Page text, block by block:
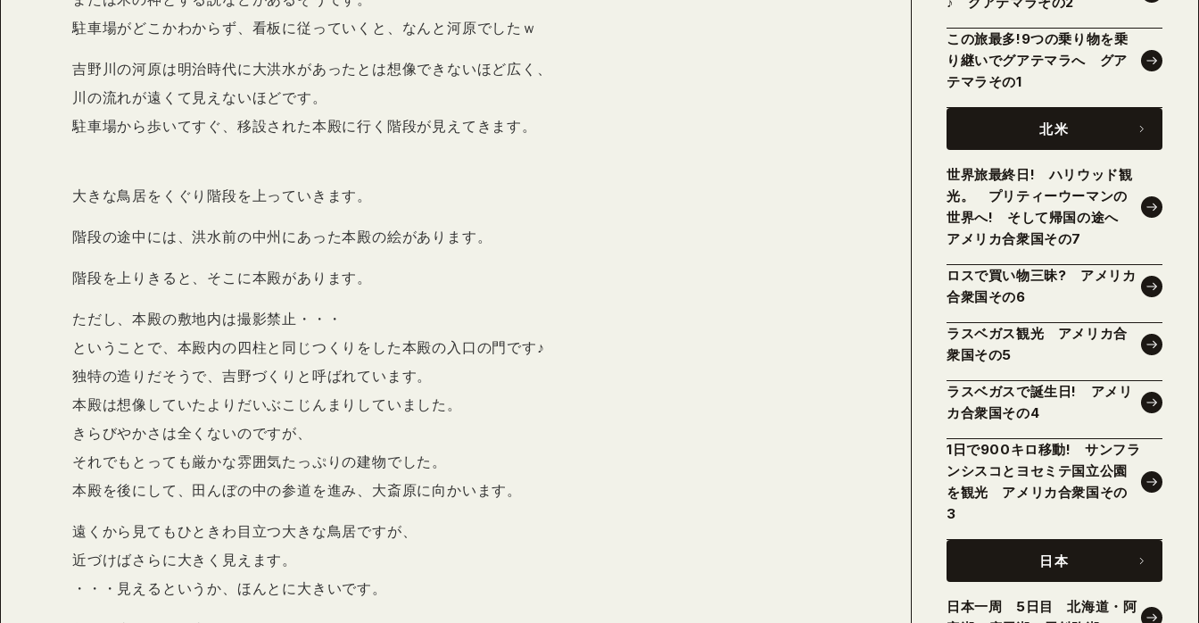
駐車場がどこかわからず、看板に従っていくと、なんと河原でしたｗ
吉野川の河原は明治時代に大洪水があったとは想像できないほど広く、
川の流れが遠くて見えないほどです。
駐車場から歩いてすぐ、移設された本殿に行く階段が見えてきます。
大きな鳥居をくぐり階段を上っていきます。
階段の途中には、洪水前の中州にあった本殿の絵があります。
階段を上りきると、そこに本殿があります。
ただし、本殿の敷地内は撮影禁止・・・
ということで、本殿内の四柱と同じつくりをした本殿の入口の門です♪
独特の造りだそうで、吉野づくりと呼ばれています。
本殿は想像していたよりだいぶこじんまりしていました。
きらびやかさは全くないのですが、
それでもとっても厳かな雰囲気たっぷりの建物でした。
本殿を後にして、田んぼの中の参道を進み、大斎原に向かいます。
遠くから見てもひときわ目立つ大きな鳥居ですが、
近づけばさらに大きく見えます。
・・・見えるというか、ほんとに大きいです。
この旅最多!9つの乗り物を乗
り継いでグアテマラへ グア
テマラその1
北米
世界旅最終日! ハリウッド観
光。 プリティーウーマンの
世界へ! そして帰国の途へ
アメリカ合衆国その7
ロスで買い物三昧? アメリカ
合衆国その6
ラスベガス観光 アメリカ合
衆国その5
ラスベガスで誕生日! アメリ
カ合衆国その4
1日で900キロ移動! サンフラ
ンシスコとヨセミテ国立公園
を観光 アメリカ合衆国その
3
日本
日本一周 5日目 北海道・阿